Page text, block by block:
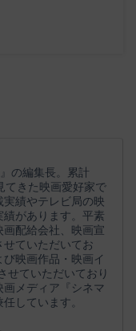
の編集長。累計
てきた映画愛好家で
績やテレビ局の映
があります。平素
画配給会社、映画宣
ていただいてお
映画作品・映画イ
せていただいており
画メディア『シネマ
しています。